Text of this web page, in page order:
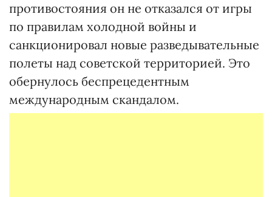
противостояния он не отказался от игры
по правилам холодной войны и
санкционировал новые разведывательные
полеты над советской территорией. Это
обернулось беспрецедентным
международным скандалом.